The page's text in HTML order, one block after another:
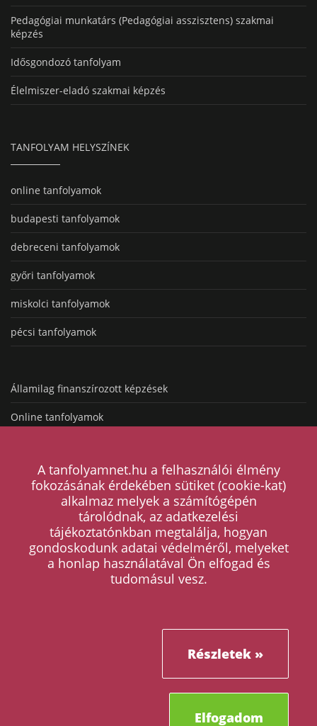
Pedagógiai munkatárs (Pedagógiai asszisztens) szakmai
képzés
Idősgondozó tanfolyam
Élelmiszer-eladó szakmai képzés
TANFOLYAM HELYSZÍNEK
online tanfolyamok
budapesti tanfolyamok
debreceni tanfolyamok
győri tanfolyamok
miskolci tanfolyamok
pécsi tanfolyamok
Államilag finanszírozott képzések
Online tanfolyamok
HASZNOS LINKEK
Hogyan működik a hirdetésfeladás?
A tanfolyamnet.hu a felhasználói élmény
fokozásának érdekében sütiket (cookie-kat)
alkalmaz melyek a számítógépén
tárolódnak, az adatkezelési
tájékoztatónkban megtalálja, hogyan
gondoskodunk adatai védelméről, melyeket
a honlap használatával Ön elfogad és
tudomásul vesz.
Részletek »
Elfogadom